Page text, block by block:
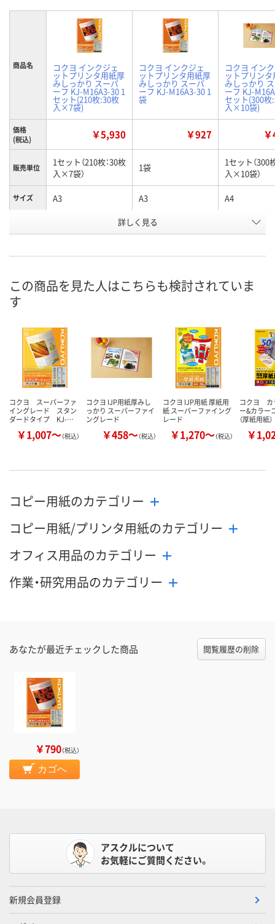
商品名 コクヨ インクジェ
ットプリンタ用紙厚
みしっかり スーパ
ーフ KJ-M16A3-30 1
セット(210枚:30枚
入×7袋)
コクヨ インクジェ
ットプリンタ用紙厚
みしっかり スーパ
ーフ KJ-M16A3-30 1
袋
コクヨ イン
ットプリン
みしっかり
ーフ KJ-
セット(300枚
入×10袋)
価格
(税込)
￥5,930 ￥927
販売単位
1セット（210枚：30枚
入×7袋）
1袋
1セット（300
入×10袋）
サイズ A3 A3 A4
AR32307 R530609
8月8日（土）
カゴへ カゴへ カ
詳しく見る
この商品を見た人はこちらも検討されていま
す
コクヨ スーパーファ
イングレード スタン
ダードタイプ KJ-…
￥1,007～（税込）
コクヨ IJP用紙厚みし
っかり スーパーファイ
ングレード
￥458～（税込）
コクヨ IJP用紙 厚紙用
紙 スーパーファイング
レード
￥1,270～（税込）
コクヨ カ
ー&カラー
（厚紙用紙）
￥
コピー用紙のカテゴリー
コピー用紙/プリンタ用紙のカテゴリー
オフィス用品のカテゴリー
作業・研究用品のカテゴリー
あなたが最近チェックした商品 閲覧履歴の削除
￥790（税込）
カゴへ
アスクルについて
お気軽にご質問ください。
新規会員登録